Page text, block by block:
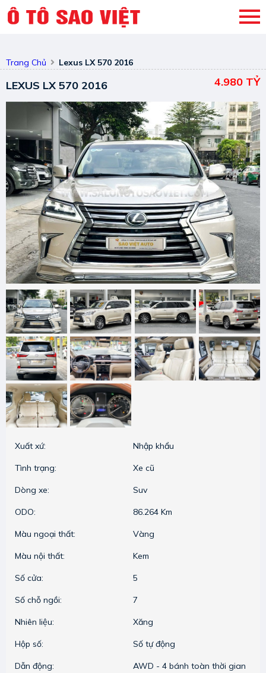
Trang Chủ Lexus LX 570 2016
LEXUS LX 570 2016 4.980 TỶ
Xuất xứ: Nhập khẩu
Tình trạng: Xe cũ
Dòng xe: Suv
ODO: 86.264 Km
Màu ngoại thất: Vàng
Màu nội thất: Kem
Số cửa: 5
Số chỗ ngồi: 7
Nhiên liệu: Xăng
Hộp số: Số tự động
Dẫn động: AWD - 4 bánh toàn thời gian